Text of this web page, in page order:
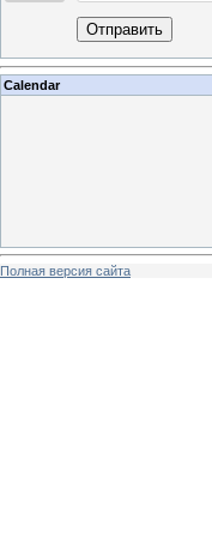
Отправить
Calendar
Полная версия сайта